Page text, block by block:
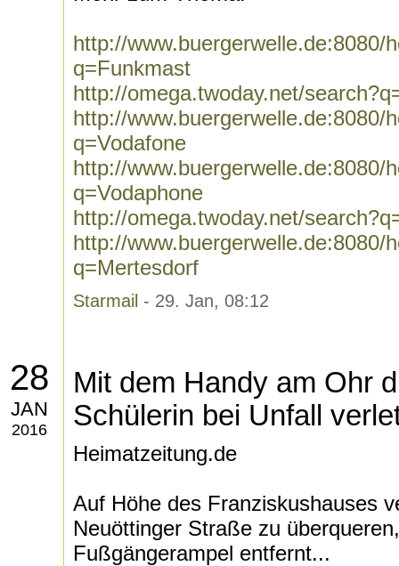
http://www.buergerwelle.de:8080/
q=Funkmast
http://omega.twoday.net/
http://www.buergerwelle.de:8080/
q=Vodafone
http://www.buergerwelle.de:8080/
q=Vodaphone
http://omega.twoday.net/
http://www.buergerwelle.de:8080/
q=Mertesdorf
Starmail - 29. Jan, 08:12
28
JAN
2016
Mit dem Handy am Ohr
Schülerin bei Unfall
Heimatzeitung.de
Auf Höhe des Franziskushauses
Neuöttinger Straße zu
Fußgängerampel entfernt...